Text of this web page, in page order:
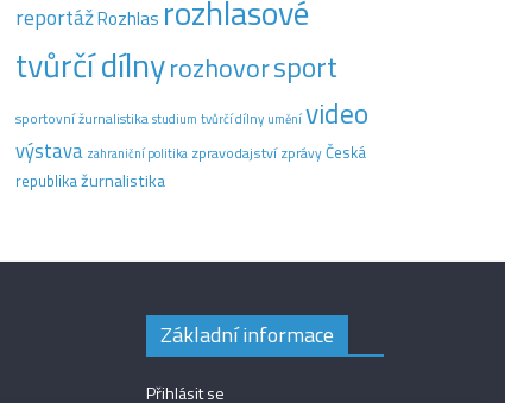
reportážRozhlas rozhlasové
tvůrčí dílnyrozhovorsport
sportovní žurnalistikastudium tvůrčí dílny uměnívideo
výstava zahraniční politika zpravodajství zprávyČeská
republikažurnalistika
Základní informace
Přihlásit se